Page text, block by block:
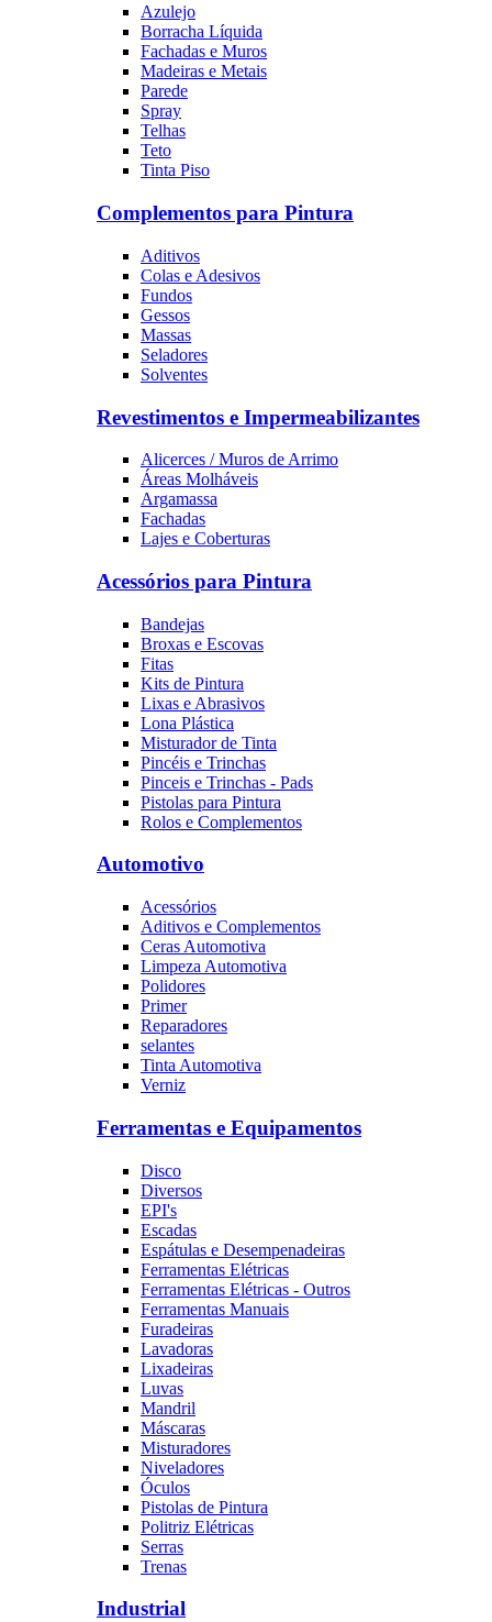
Azulejo
Borracha Líquida
Fachadas e Muros
Madeiras e Metais
Parede
Spray
Telhas
Teto
Tinta Piso
Complementos para Pintura
Aditivos
Colas e Adesivos
Fundos
Gessos
Massas
Seladores
Solventes
Revestimentos e Impermeabilizantes
Alicerces / Muros de Arrimo
Áreas Molháveis
Argamassa
Fachadas
Lajes e Coberturas
Acessórios para Pintura
Bandejas
Broxas e Escovas
Fitas
Kits de Pintura
Lixas e Abrasivos
Lona Plástica
Misturador de Tinta
Pincéis e Trinchas
Pinceis e Trinchas - Pads
Pistolas para Pintura
Rolos e Complementos
Automotivo
Acessórios
Aditivos e Complementos
Ceras Automotiva
Limpeza Automotiva
Polidores
Primer
Reparadores
selantes
Tinta Automotiva
Verniz
Ferramentas e Equipamentos
Disco
Diversos
EPI's
Escadas
Espátulas e Desempenadeiras
Ferramentas Elétricas
Ferramentas Elétricas - Outros
Ferramentas Manuais
Furadeiras
Lavadoras
Lixadeiras
Luvas
Mandril
Máscaras
Misturadores
Niveladores
Óculos
Pistolas de Pintura
Politriz Elétricas
Serras
Trenas
Industrial